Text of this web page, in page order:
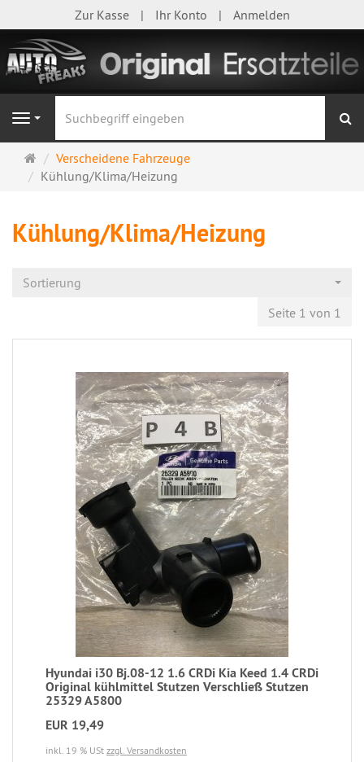
Zur Kasse Ihr Konto Anmelden
Navigation
Startseite
Verscheidene Fahrzeuge
Kühlung/Klima/Heizung
Kühlung/Klima/Heizung
Sortierung
Seite 1 von 1
Hyundai i30 Bj.08-12 1.6 CRDi Kia Keed 1.4 CRDi
Original kühlmittel Stutzen Verschließ Stutzen
25329 A5800
EUR 19,49
inkl. 19 % USt zzgl. Versandkosten